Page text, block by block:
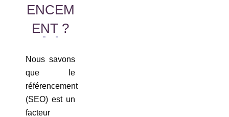
ENCEM
ENT ?
Nous savons
que le
référencement
(SEO) est un
facteur